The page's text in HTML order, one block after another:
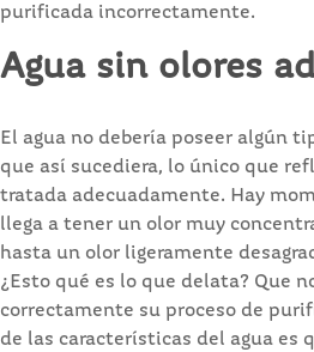
purificada incorrectamente.
Agua sin olores
El agua no debería poseer algún
que así sucediera, lo único que
tratada adecuadamente. Hay
llega a tener un olor muy
hasta un olor ligeramente
¿Esto qué es lo que delata? Que
correctamente su proceso de
de las características del agua es